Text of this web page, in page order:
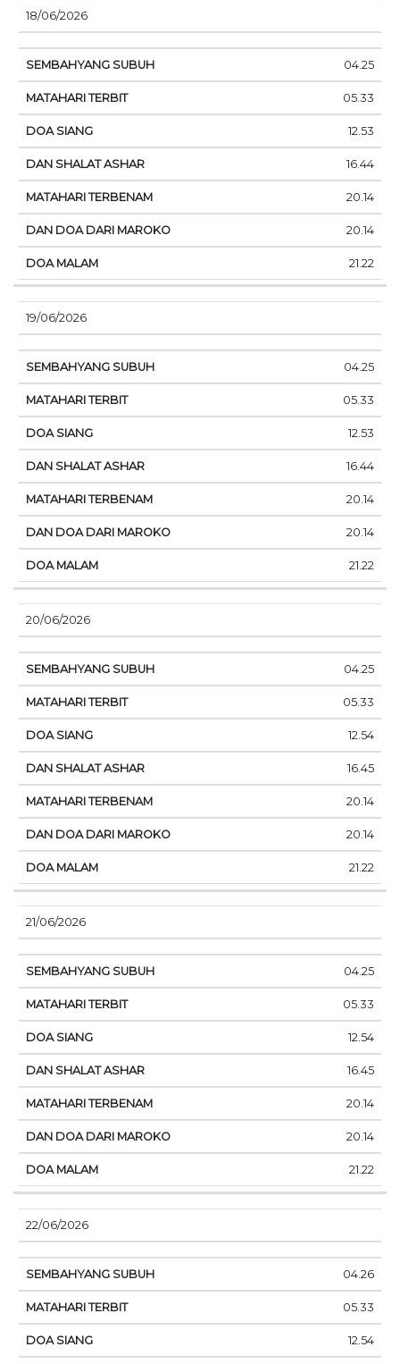
18/06/2026
04.25
05.33
12.53
16.44
20.14
20.14
21.22
19/06/2026
04.25
05.33
12.53
16.44
20.14
20.14
21.22
20/06/2026
04.25
05.33
12.54
16.45
20.14
20.14
21.22
21/06/2026
04.25
05.33
12.54
16.45
20.14
20.14
21.22
22/06/2026
04.26
05.33
12.54